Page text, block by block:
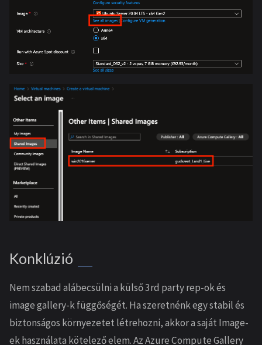
Konklúzió
Nem szabad alábecsülni a külső 3rd party rep-ok és
image gallery-k függőségét. Ha szeretnénk egy stabil és
biztonságos környezetet létrehozni, akkor a saját Image-
ek használata kötelező elem. Az Azure Compute Gallery